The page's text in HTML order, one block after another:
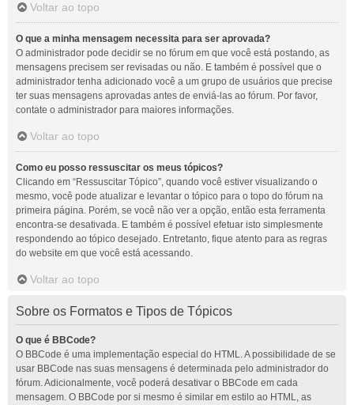
Voltar ao topo
O que a minha mensagem necessita para ser aprovada?
O administrador pode decidir se no fórum em que você está postando, as
mensagens precisem ser revisadas ou não. E também é possível que o
administrador tenha adicionado você a um grupo de usuários que precise
ter suas mensagens aprovadas antes de enviá-las ao fórum. Por favor,
contate o administrador para maiores informações.
Voltar ao topo
Como eu posso ressuscitar os meus tópicos?
Clicando em “Ressuscitar Tópico”, quando você estiver visualizando o
mesmo, você pode atualizar e levantar o tópico para o topo do fórum na
primeira página. Porém, se você não ver a opção, então esta ferramenta
encontra-se desativada. E também é possível efetuar isto simplesmente
respondendo ao tópico desejado. Entretanto, fique atento para as regras
do website em que você está acessando.
Voltar ao topo
Sobre os Formatos e Tipos de Tópicos
O que é BBCode?
O BBCode é uma implementação especial do HTML. A possibilidade de se
usar BBCode nas suas mensagens é determinada pelo administrador do
fórum. Adicionalmente, você poderá desativar o BBCode em cada
mensagem. O BBCode por si mesmo é similar em estilo ao HTML, as